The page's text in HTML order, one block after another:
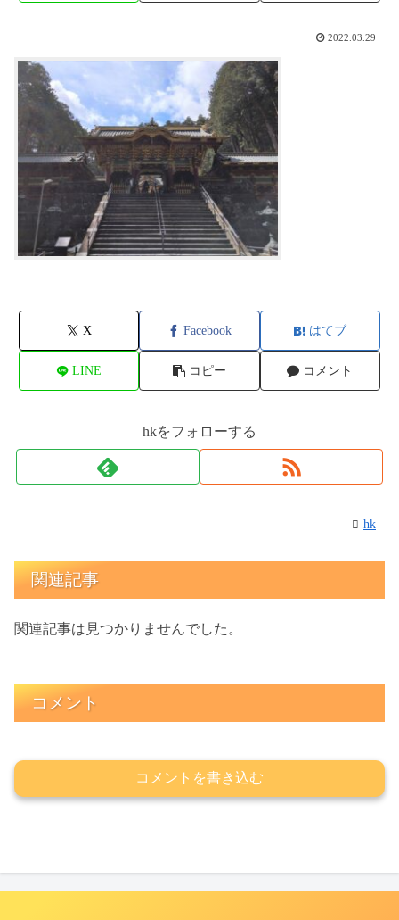
2022.03.29
X Facebook はてブ
LINE コピー コメント
hkをフォローする
hk
関連記事
関連記事は見つかりませんでした。
コメント
コメントを書き込む